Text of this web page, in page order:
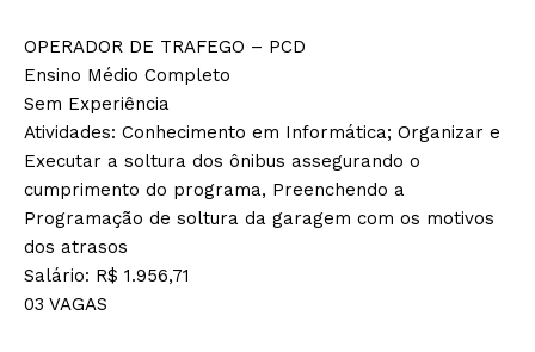
OPERADOR DE TRAFEGO – PCD
Ensino Médio Completo
Sem Experiência
Atividades: Conhecimento em Informática; Organizar e
Executar a soltura dos ônibus assegurando o
cumprimento do programa, Preenchendo a
Programação de soltura da garagem com os motivos
dos atrasos
Salário: R$ 1.956,71
03 VAGAS